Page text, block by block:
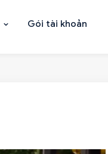
Gói tài khoản